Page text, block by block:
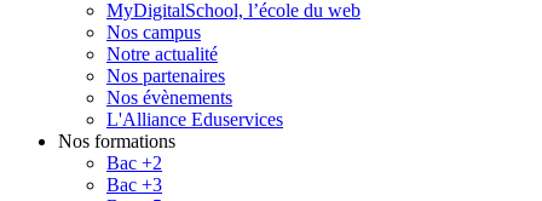
MyDigitalSchool, l’école du web
Nos campus
Notre actualité
Nos partenaires
Nos évènements
L'Alliance Eduservices
Nos formations
Bac +2
Bac +3